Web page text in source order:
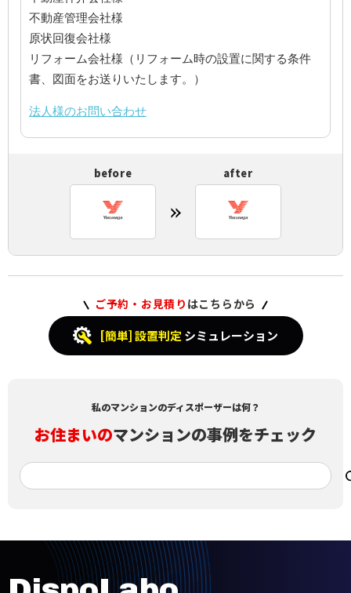
不動産管理会社様
原状回復会社様
リフォーム会社様（リフォーム時の設置に関する条件
書、図面をお送りいたします。）
法人様のお問い合わせ
before after
ご予約・お見積り はこちらから
[簡単] 設置判定 シミュレーション
私のマンションのディスポーザーは何？
お住まいのマンションの事例をチェック